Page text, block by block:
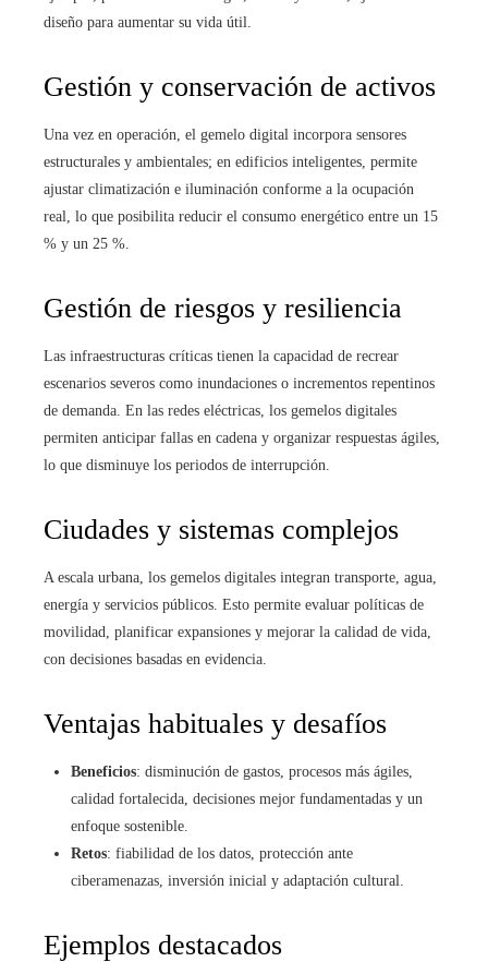
diseño para aumentar su vida útil.
Gestión y conservación de activos
Una vez en operación, el gemelo digital incorpora sensores
estructurales y ambientales; en edificios inteligentes, permite
ajustar climatización e iluminación conforme a la ocupación
real, lo que posibilita reducir el consumo energético entre un 15
% y un 25 %.
Gestión de riesgos y resiliencia
Las infraestructuras críticas tienen la capacidad de recrear
escenarios severos como inundaciones o incrementos repentinos
de demanda. En las redes eléctricas, los gemelos digitales
permiten anticipar fallas en cadena y organizar respuestas ágiles,
lo que disminuye los periodos de interrupción.
Ciudades y sistemas complejos
A escala urbana, los gemelos digitales integran transporte, agua,
energía y servicios públicos. Esto permite evaluar políticas de
movilidad, planificar expansiones y mejorar la calidad de vida,
con decisiones basadas en evidencia.
Ventajas habituales y desafíos
Beneficios: disminución de gastos, procesos más ágiles,
calidad fortalecida, decisiones mejor fundamentadas y un
enfoque sostenible.
Retos: fiabilidad de los datos, protección ante
ciberamenazas, inversión inicial y adaptación cultural.
Ejemplos destacados